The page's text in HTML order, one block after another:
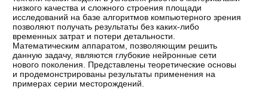
низкого качества и сложного строения площади
исследований на базе алгоритмов компьютерного зрения
позволяют получать результаты без каких-либо
временных затрат и потери детальности.
Математическим аппаратом, позволяющим решить
данную задачу, являются глубокие нейронные сети
нового поколения. Представлены теоретические основы
и продемонстрированы результаты применения на
примерах серии месторождений.